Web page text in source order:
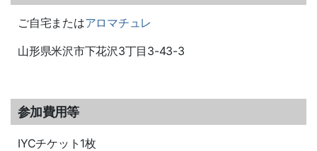
ご自宅またはアロマチュレ
山形県米沢市下花沢3丁目3-43-3
参加費用等
IYCチケット1枚